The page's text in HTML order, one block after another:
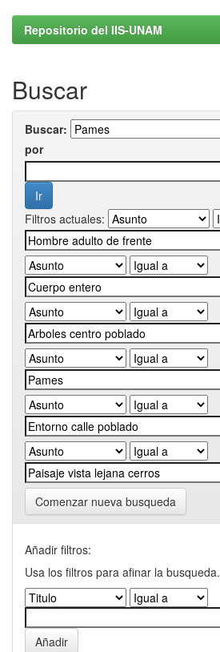
Repositorio del IIS-UNAM
Buscar
Buscar:
por
Filtros actuales:
Comenzar nueva busqueda
Añadir filtros:
Usa los filtros para afinar la busqueda.